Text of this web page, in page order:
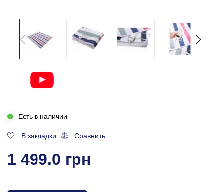
Есть в наличии
В закладки Сравнить
1 499.0 грн